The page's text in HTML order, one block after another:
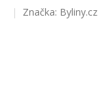
Značka: Byliny.cz